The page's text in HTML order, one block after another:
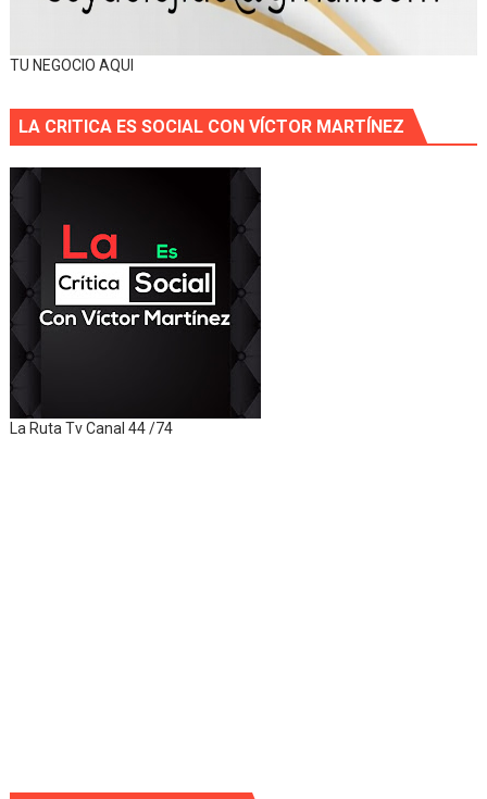
TU NEGOCIO AQUI
LA CRITICA ES SOCIAL CON VÍCTOR MARTÍNEZ
La Ruta Tv Canal 44 /74